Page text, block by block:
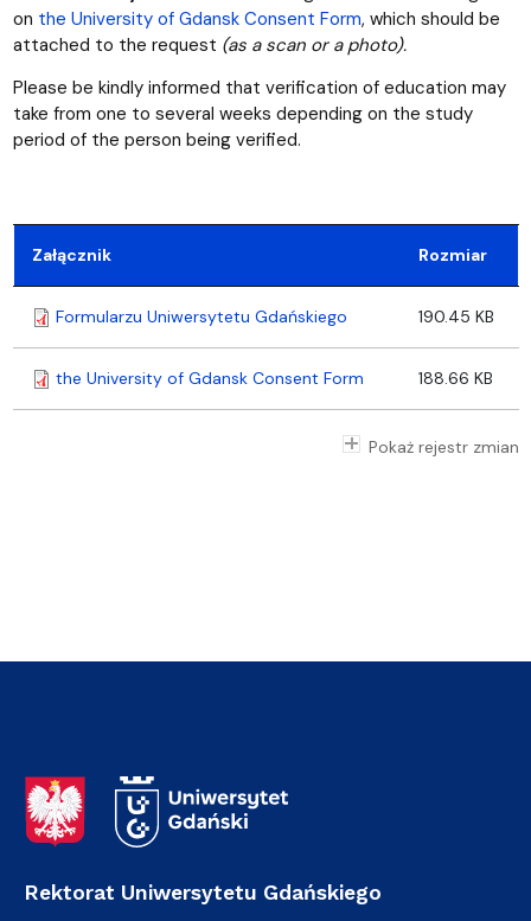
on the University of Gdansk Consent Form, which should be
attached to the request (as a scan or a photo).
Please be kindly informed that verification of education may
take from one to several weeks depending on the study
period of the person being verified.
Załącznik Rozmiar
Formularzu Uniwersytetu Gdańskiego 190.45 KB
the University of Gdansk Consent Form 188.66 KB
Pokaż rejestr zmian
Adres Rektoratu
Rektorat Uniwersytetu Gdańskiego